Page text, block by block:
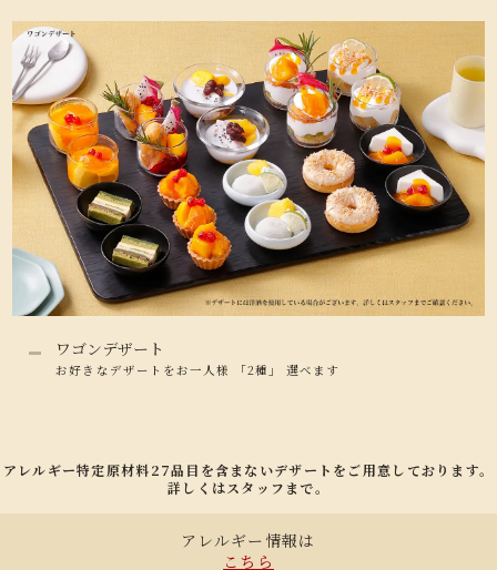
ワゴンデザート
お好きなデザートをお一人様 「2種」 選べます
アレルギー特定原材料27品目を含まないデザートをご用意しております。
詳しくはスタッフまで。
アレルギー情報は
こちら